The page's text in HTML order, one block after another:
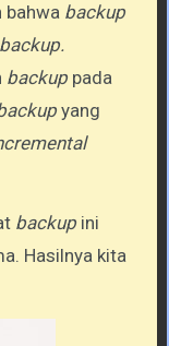
bahwa backup
backup pada
yang
backup ini
Hasilnya kita